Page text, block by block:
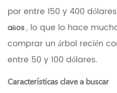
la
guirnalda
preiluminada
5
Decoraciones
especiales
que
por entre 150 y 400
años, lo que lo hace
comprar un árbol recién
entre 50 y 100 dólares.
Características clave a buscar